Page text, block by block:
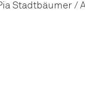
Stadtbäumer /